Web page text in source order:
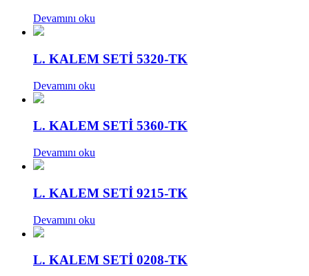
Devamını oku
L. KALEM SETİ 5320-TK
Devamını oku
L. KALEM SETİ 5360-TK
Devamını oku
L. KALEM SETİ 9215-TK
Devamını oku
L. KALEM SETİ 0208-TK